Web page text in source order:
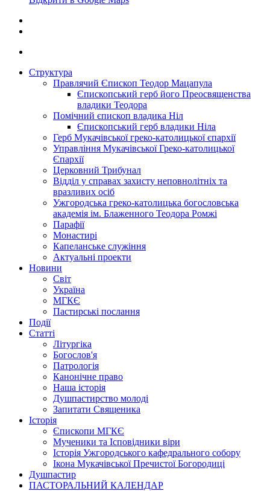
Структура
Правлячий Єпископ Теодор Мацапула
Єпископський герб його Преосвященства
владики Теодора
Помічний єпископ владика Ніл
Єпископський герб владики Ніла
Герб Мукачівської греко-католицької єпархії
Управління Мукачівської Греко-католицької
Єпархії
Церковний Трибунал
Відділ у справах захисту неповнолітніх та
вразливих осіб
Ужгородська греко-католицька богословська
академія ім. Блаженного Теодора Ромжі
Парафії
Монастирі
Капеланське служіння
Актуальні проекти
Новини
Світ
Україна
МГКЄ
Пастирські послання
Події
Статті
Літургіка
Богослов'я
Патрологія
Канонічне право
Наша історія
Душпастирство молоді
Запитати Священика
Історія
Єпископи МГКЄ
Мученики та Ісповідники віри
Історія Ужгородського кафедрального собору
Ікона Мукачівської Пречистої Богородиці
Душпастир
ПАСТОРАЛЬНИЙ КАЛЕНДАР